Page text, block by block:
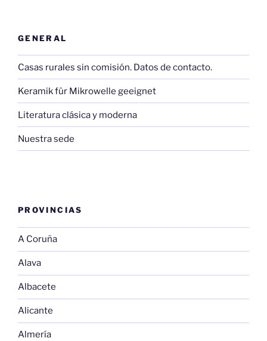
GENERAL
Casas rurales sin comisión. Datos de contacto.
Keramik für Mikrowelle geeignet
Literatura clásica y moderna
Nuestra sede
PROVINCIAS
A Coruña
Alava
Albacete
Alicante
Almería